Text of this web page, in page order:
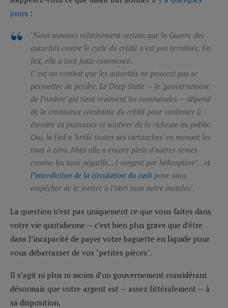
jours :
"Nous sommes relativement certain que la Guerre des
autorités contre le cycle du crédit n’est pas terminée. En
fait, elle a tout juste commencé.
C’est un combat que les autorités ne peuvent pas se
permettre de perdre. Le Deep State — le ‘gouvernement
de l’ombre’ qui tient vraiment les commandes — dépend
de la croissance constante du crédit pour continuer à
étendre sa puissance et soutirer de la richesse au public.
Oui, la Fed a ‘brûlé toutes ses cartouches’ en menant les
taux à zéro. Mais elle a encore plein d’autres armes
comme les taux négatifs… l »argent par hélicoptère’… et
l’interdiction de la circulation du cash pour nous
empêcher de le mettre à l’abri sous notre matelas".
La question n’est pas uniquement ce que vous faites dans
votre vie quotidienne — c’est bien plus grave que d’être
dans l’incapacité de payer votre baguette en liquide pour
vous débarrasser de vos "petites pièces".
Il s’agit ni plus ni moins d’un gouvernement considérant
désormais que votre argent est — assez littéralement — à
sa disposition.